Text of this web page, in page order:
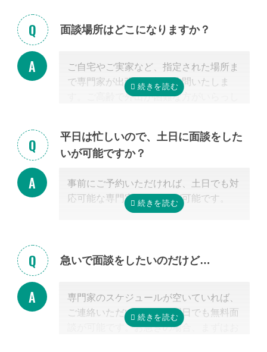
提示させて頂きます。
こく営業するようなことはありませんの
でご安心ください。
面談場所はどこになりますか？
ご自宅やご実家など、指定された場所ま
で専門家が出張費無料で訪問いたしま
す。ご高齢で外出が困難な方がいらっし
を使ったオンライン面談にも対応可能で
す。（一部士業を除く）
までご希望の方法をお申し付けくださ
い。
平日は忙しいので、土日に面談をした
いが可能ですか？
事前にご予約いただければ、土日でも対
応可能な専門家のご紹介が可能です。
急いで面談をしたいのだけど…
専門家のスケジュールが空いていれば、
ご連絡いただいた当日や翌日でも無料面
談が可能です。お急ぎの場合、まずはお